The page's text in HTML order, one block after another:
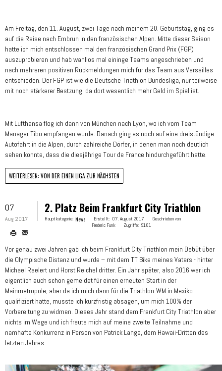
Am Freitag, den 11. August, zwei Tage nach meinem 20. Geburtstag, ging es
auf die Reise nach Embrun in den französischen Alpen. Mitte dieser Saison
hatte ich mich entschlossen mal den französischen Grand Prix (FGP)
auszuprobieren und hab wahllos mal eininge Teams angeschrieben und
nach mehreren positiven Rückmeldungen mich für das Team aus Versailles
entschieden. Der FGP ist wie die Deutsche Triathlon Bundesliga, nur teilweise
mit noch stärkerer Bestzung, da dort wesentlich mehr Geld im Spiel ist.
Mit Lufthansa flog ich dann von München nach Lyon, wo ich vom Team
Manager Tibo empfangen wurde. Danach ging es noch auf eine dreistündige
Autofahrt in die Alpen, durch zahlreiche Dörfer, in denen man noch deutlich
sehen konnte, dass die diesjährige Tour de France hindurchgeführt hatte.
WEITERLESEN: VON DER EINEN LIGA ZUR NÄCHSTEN
07
Aug 2017
2. Platz Beim Frankfurt City Triathlon
Hauptkategorie: News Erstellt: 07. August 2017
Geschrieben von
Frederic Funk
Zugriffe: 9101
Vor genau zwei Jahren gab ich beim Frankfurt City Triathlon mein Debüt über
die Olympische Distanz und wurde – mit dem TT Bike meines Vaters - hinter
Michael Raelert und Horst Reichel dritter. Ein Jahr später, also 2016 war ich
eigentlich auch schon gemeldet für einen erneuten Start in der
Mainmetropole, aber da ich mich dann für die Triathlon-WM in Mexiko
qualifiziert hatte, musste ich kurzfristig absagen, um mich 100% der
Vorbereitung zu widmen. Dieses Jahr stand dem Frankfurt City Triathlon aber
nichts im Wege und ich freute mich auf meine zweite Teilnahme und
namhafte Konkurrenz in Person von Patrick Lange, dem Hawaii-Dritten des
letzten Jahres.